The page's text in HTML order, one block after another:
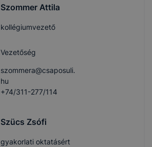
Szommer Attila
kollégiumvezető
Vezetőség
szommera@csaposuli.
hu
+74/311-277/114
Szücs Zsófi
gyakorlati oktatásért